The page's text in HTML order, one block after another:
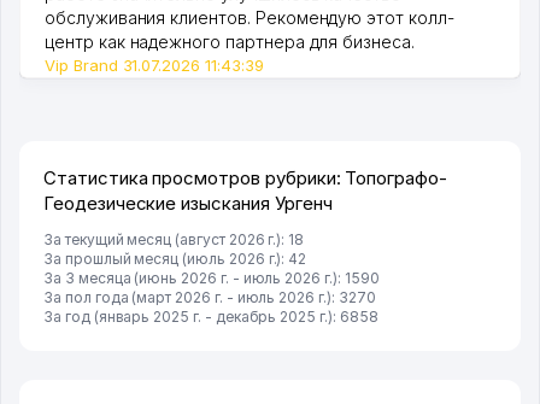
обслуживания клиентов. Рекомендую этот колл-
центр как надежного партнера для бизнеса.
Vip Brand 31.07.2026 11:43:39
Статистика просмотров рубрики: Топографо-
Геодезические изыскания Ургенч
За текущий месяц (август 2026 г.): 18
За прошлый месяц (июль 2026 г.): 42
За 3 месяца (июнь 2026 г. - июль 2026 г.): 1590
За пол года (март 2026 г. - июль 2026 г.): 3270
За год (январь 2025 г. - декабрь 2025 г.): 6858